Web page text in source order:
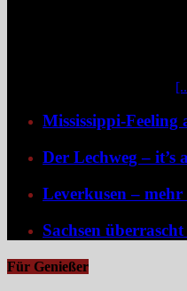
Mississippi-
Der Lechweg –
Leverkusen –
Sachsen
Für Genießer